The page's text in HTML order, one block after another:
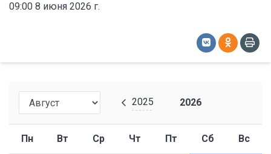
09:00 8 июня 2026 г.
2025 2026
Пн Вт Ср Чт Пт Сб Вс